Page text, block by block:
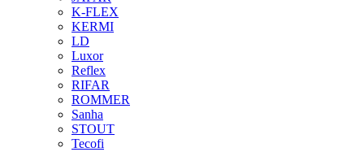
K-FLEX
KERMI
LD
Luxor
Reflex
RIFAR
ROMMER
Sanha
STOUT
Tecofi